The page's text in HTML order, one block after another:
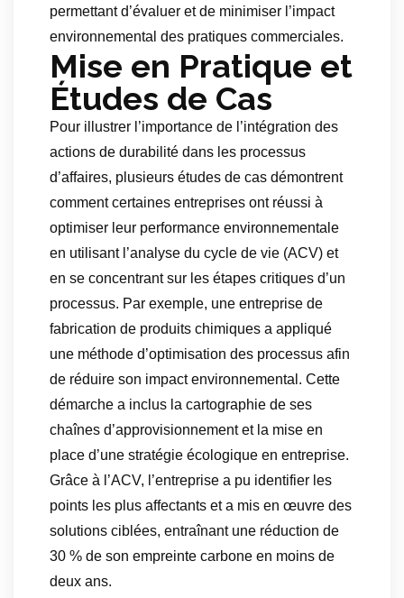
permettant d’évaluer et de minimiser l’impact
environnemental des pratiques commerciales.
Mise en Pratique et
Études de Cas
Pour illustrer l’importance de l’intégration des
actions de durabilité dans les processus
d’affaires, plusieurs études de cas démontrent
comment certaines entreprises ont réussi à
optimiser leur performance environnementale
en utilisant l’analyse du cycle de vie (ACV) et
en se concentrant sur les étapes critiques d’un
processus. Par exemple, une entreprise de
fabrication de produits chimiques a appliqué
une méthode d’optimisation des processus afin
de réduire son impact environnemental. Cette
démarche a inclus la cartographie de ses
chaînes d’approvisionnement et la mise en
place d’une stratégie écologique en entreprise.
Grâce à l’ACV, l’entreprise a pu identifier les
points les plus affectants et a mis en œuvre des
solutions ciblées, entraînant une réduction de
30 % de son empreinte carbone en moins de
deux ans.